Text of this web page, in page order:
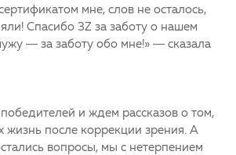
мне, слов не осталось,
Спасибо 3Z за заботу о нашем
— за заботу обо мне!» — сказала
и ждем рассказов о том,
жизнь после коррекции зрения. А
вопросы, мы с нетерпением